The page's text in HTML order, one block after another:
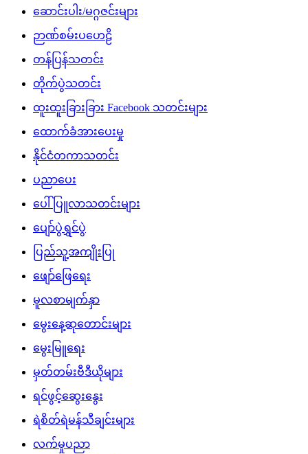
ဆောင်းပါး/မဂ္ဂဇင်းများ
ဉာဏ်စမ်းပဟေဠိ
တန်ပြန်သတင်း
တိုက်ပွဲသတင်း
ထူးထူးခြားခြား Facebook သတင်းများ
ထောက်ခံအားပေးမှု
နိုင်ငံတကာသတင်း
ပညာပေး
ပေါ်ပြူလာသတင်းများ
ပျော်ပွဲရွှင်ပွဲ
ပြည်သူ့အကျိုးပြု
ဖျော်ဖြေရေး
မူလစာမျက်နှာ
မွေးနေ့ဆုတောင်းများ
မွေးမြူရေး
မှတ်တမ်းဗီဒီယိုများ
ရင်ဖွင့်ဆွေးနွေး
ရဲစိတ်ရဲမန်သီချင်းများ
လက်မှုပညာ